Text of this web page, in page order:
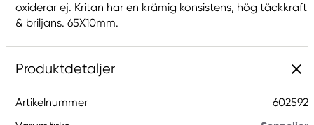
oxiderar ej. Kritan har en krämig konsistens, hög täckkraft
& briljans. 65X10mm.
Produktdetaljer
Artikelnummer
602592